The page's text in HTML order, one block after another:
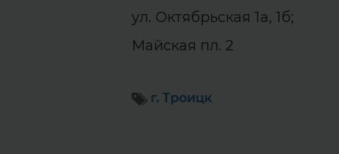
ул. Октябрьская 1а, 1б;
Майская пл. 2
г. Троицк